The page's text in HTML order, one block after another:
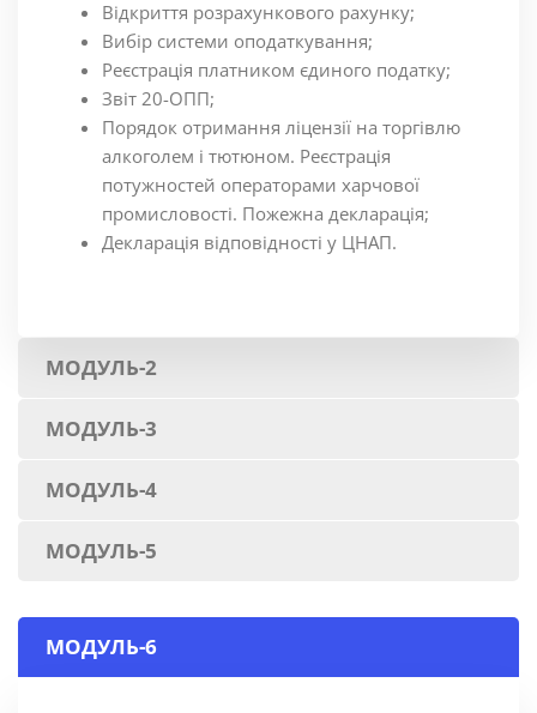
Відкриття розрахункового рахунку;
Вибір системи оподаткування;
Реєстрація платником єдиного податку;
Звіт 20-ОПП;
Порядок отримання ліцензії на торгівлю
алкоголем і тютюном. Реєстрація
потужностей операторами харчової
промисловості. Пожежна декларація;
Декларація відповідності у ЦНАП.
МОДУЛЬ-2
МОДУЛЬ-3
МОДУЛЬ-4
МОДУЛЬ-5
МОДУЛЬ-6